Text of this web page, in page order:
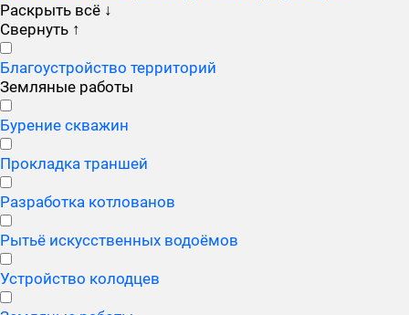
Раскрыть всё ↓
Свернуть ↑
Благоустройство территорий
Земляные работы
Бурение скважин
Прокладка траншей
Разработка котлованов
Рытьё искусственных водоёмов
Устройство колодцев